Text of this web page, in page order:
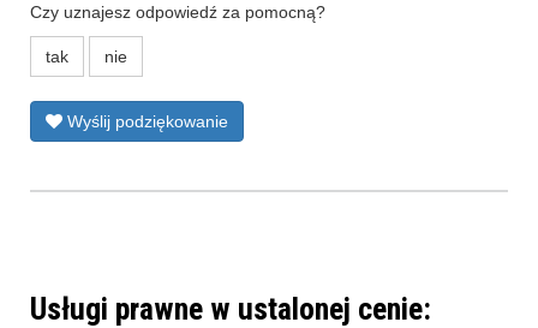
Czy uznajesz odpowiedź za pomocną?
tak nie
Wyślij podziękowanie
Usługi prawne w ustalonej cenie: